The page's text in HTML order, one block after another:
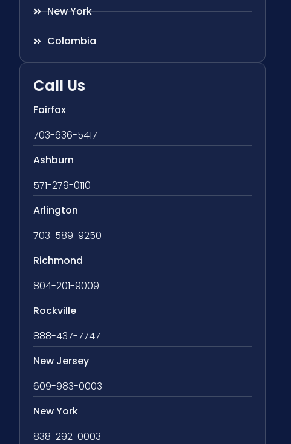
New York
Colombia
Call Us
Fairfax
703-636-5417
Ashburn
571-279-0110
Arlington
703-589-9250
Richmond
804-201-9009
Rockville
888-437-7747
New Jersey
609-983-0003
New York
838-292-0003